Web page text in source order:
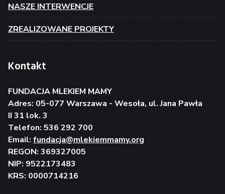
NASZE INTERWENCJE
ZREALIZOWANE PROJEKTY
Kontakt
FUNDACJA MLEKIEM MAMY
Adres: 05-077 Warszawa - Wesoła, ul. Jana Pawła
II 31 lok. 3
Telefon: 536 292 700
Email: fundacja@mlekiemmamy.org
REGON: 369327005
NIP: 9522173483
KRS: 0000714216